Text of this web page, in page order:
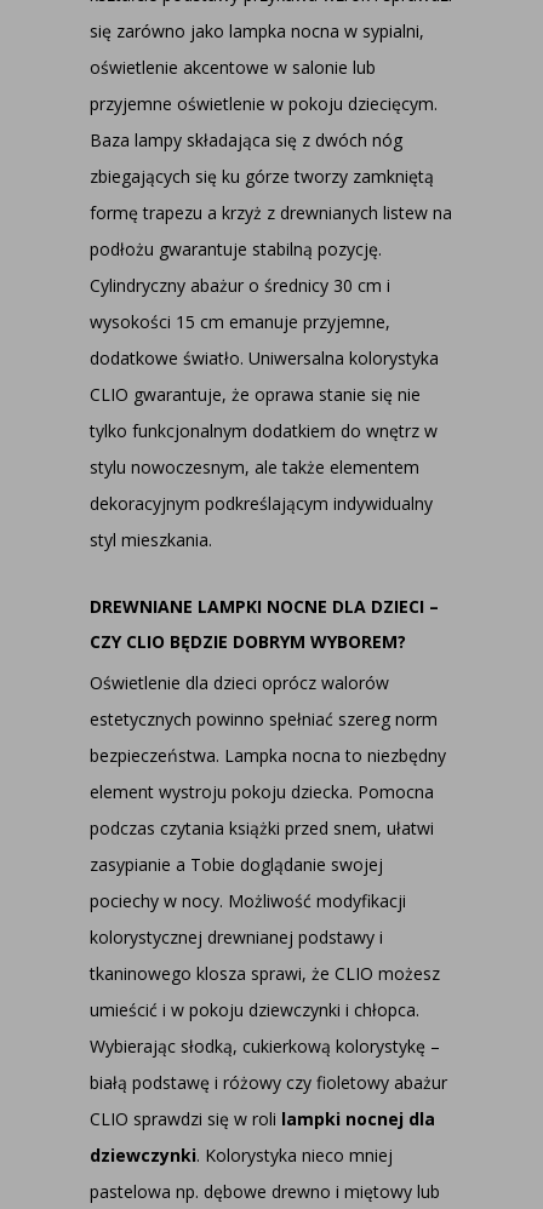
się zarówno jako lampka nocna w sypialni,
oświetlenie akcentowe w salonie lub
przyjemne oświetlenie w pokoju dziecięcym.
Baza lampy składająca się z dwóch nóg
zbiegających się ku górze tworzy zamkniętą
formę trapezu a krzyż z drewnianych listew na
podłożu gwarantuje stabilną pozycję.
Cylindryczny abażur o średnicy 30 cm i
wysokości 15 cm emanuje przyjemne,
dodatkowe światło. Uniwersalna kolorystyka
CLIO gwarantuje, że oprawa stanie się nie
tylko funkcjonalnym dodatkiem do wnętrz w
stylu nowoczesnym, ale także elementem
dekoracyjnym podkreślającym indywidualny
styl mieszkania.
DREWNIANE LAMPKI NOCNE DLA DZIECI –
CZY CLIO BĘDZIE DOBRYM WYBOREM?
Oświetlenie dla dzieci oprócz walorów
estetycznych powinno spełniać szereg norm
bezpieczeństwa. Lampka nocna to niezbędny
element wystroju pokoju dziecka. Pomocna
podczas czytania książki przed snem, ułatwi
zasypianie a Tobie doglądanie swojej
pociechy w nocy. Możliwość modyfikacji
kolorystycznej drewnianej podstawy i
tkaninowego klosza sprawi, że CLIO możesz
umieścić i w pokoju dziewczynki i chłopca.
Wybierając słodką, cukierkową kolorystykę –
białą podstawę i różowy czy fioletowy abażur
CLIO sprawdzi się w roli lampki nocnej dla
dziewczynki. Kolorystyka nieco mniej
pastelowa np. dębowe drewno i miętowy lub